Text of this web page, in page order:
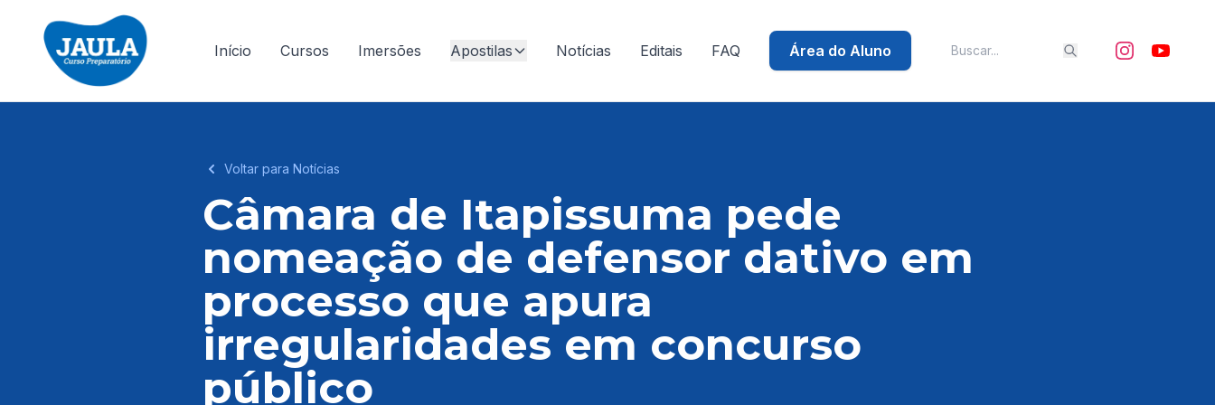
Início Cursos Imersões Apostilas Notícias Editais FAQ Área do Aluno
Voltar para Notícias
Câmara de Itapissuma pede
nomeação de defensor dativo em
processo que apura
irregularidades em concurso
público